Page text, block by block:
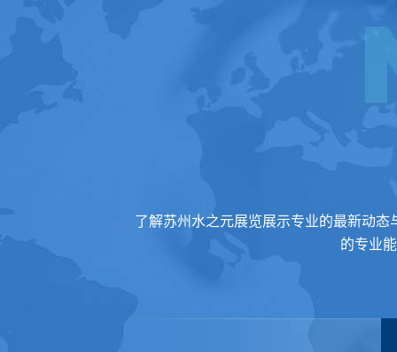
了解苏州水之元展览展示专业的最新动
的专业